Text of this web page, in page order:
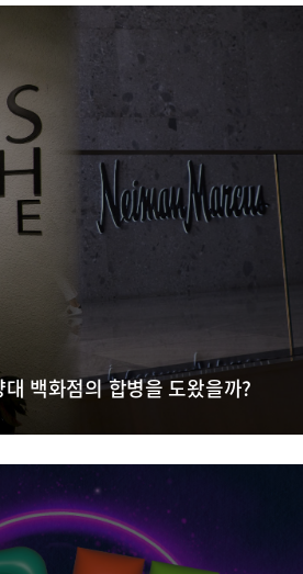
백화점의 합병을 도왔을까?